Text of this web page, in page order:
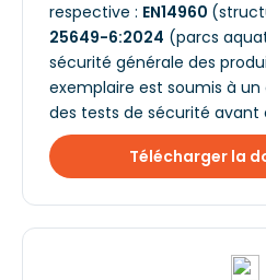
respective : EN14960
25649-6:2024 (parcs
sécurité générale des
exemplaire est soumis à
des tests de sécurité avant
Télécharger la